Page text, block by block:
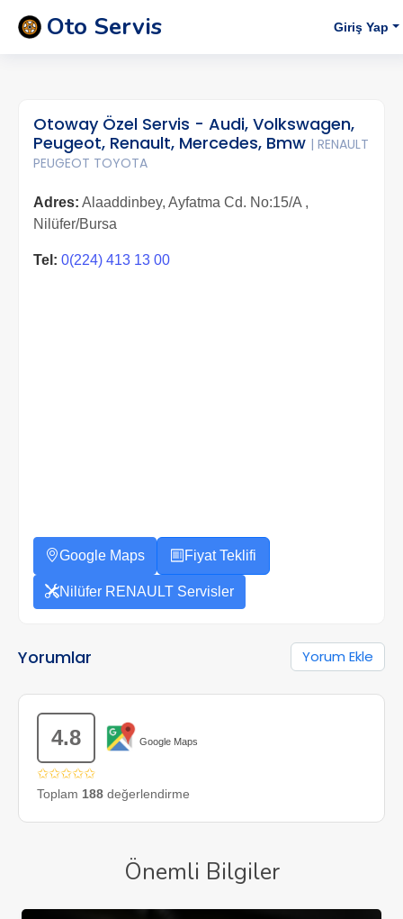
Oto Servis Giriş Yap
Otoway Özel Servis - Audi, Volkswagen,
Peugeot, Renault, Mercedes, Bmw | RENAULT
PEUGEOT TOYOTA
Adres: Alaaddinbey, Ayfatma Cd. No:15/A ,
Nilüfer/Bursa
Tel: 0(224) 413 13 00
Google Maps Fiyat Teklifi
Nilüfer RENAULT Servisler
Yorumlar Yorum Ekle
4.8 Google Maps
✩✩✩✩✩
Toplam 188 değerlendirme
Önemli Bilgiler